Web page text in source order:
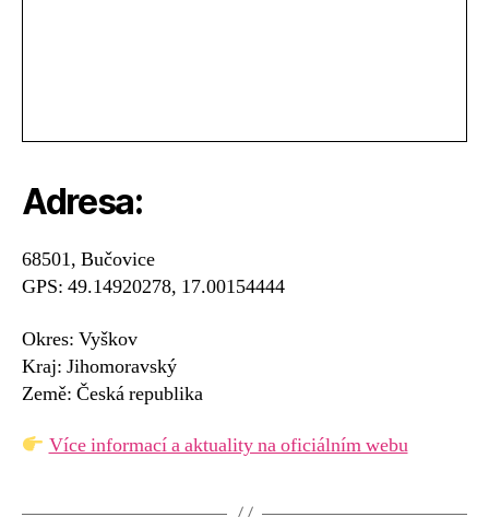
Adresa:
68501, Bučovice
GPS: 49.14920278, 17.00154444
Okres: Vyškov
Kraj: Jihomoravský
Země: Česká republika
Více informací a aktuality na oficiálním webu